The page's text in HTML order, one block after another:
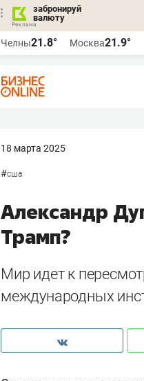
забронируй
валюту
Челны21.8° Москва21.9°
18 марта 2025
#сша
Александр
Трамп?
Мир идет к
международных